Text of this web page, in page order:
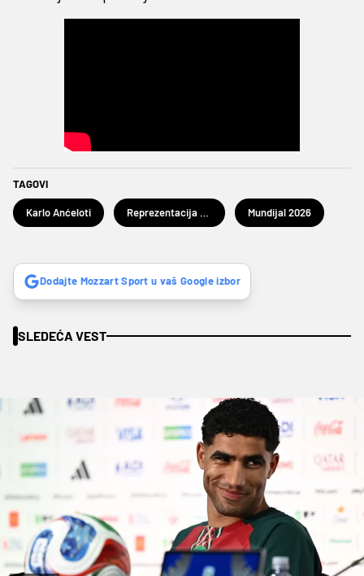
TAGOVI
Karlo Anćeloti Mundijal 2026
Dodajte Mozzart Sport u vaš Google izbor
SLEDEĆA VEST